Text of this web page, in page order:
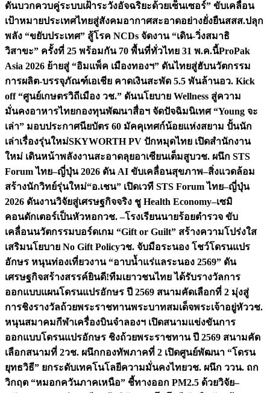
ดันบวกควบคู่ระบบเฝ้าระวังอัจฉริยะด้วยเซ็นเซอร์” ขับเคลื่อน
เป้าหมายประเทศไทยสู่สังคมอากาศสะอาดอย่างยั่งยืนสสส.ปลุก
พลัง “ขยับประเทศ” สู้โรค NCDs จัดงาน “เดิน-วิ่งสมาธิ
วิสาขะ” ครั้งที่ 25 พร้อมกัน 70 พื้นที่ทั่วไทย 31 พ.ค.นี้ProPak
Asia 2026 ย้ายสู่ “อิมแพ็ค เมืองทองฯ” ดันไทยสู่ฮับนวัตกรรม
การผลิต-บรรจุภัณฑ์เอเชีย คาดเงินสะพัด 5.5 พันล้านอว. Kick
off “ศูนย์เกษตรวิถีเมือง วช.” ดันนโยบาย Wellness สู่ความ
มั่นคงอาหารไทยกองทุนพัฒนาสื่อฯ จัดปัจฉิมนิเทศ “Young จะ
เล่า” มอบประกาศนียบัตร 60 มัคคุเทศก์น้อยแห่งสยาม ปั้นนัก
เล่าเรื่องรุ่นใหม่SKYWORTH PV ปักหมุดไทย เปิดสำนักงาน
ใหม่ เดินหน้าพลังงานสะอาดลุยอาเซียนเต็มสูบวช. ผนึก STS
Forum ไทย–ญี่ปุ่น 2026 ดัน AI ขับเคลื่อนสุขภาพ–สิ่งแวดล้อม
สร้างนักวิทย์รุ่นใหม่“อ.เชน” เปิดเวที STS Forum ไทย–ญี่ปุ่น
2026 ดันงานวิจัยสู่เศรษฐกิจจริง ชู Health Economy–เซมิ
คอนดักเตอร์เป็นหัวหอกวช. –โรงเรียนนายร้อยตำรวจ ขับ
เคลื่อนนวัตกรรมบอร์ดเกม “Gift or Guilt” สร้างความโปร่งใส
เสริมนโยบาย No Gift Policyวช. จับมือระนอง โชว์โดรนแปร
อักษร หนุนท่องเที่ยวงาน “อาบน้ำแร่แลระนอง 2569” ดัน
เศรษฐกิจสร้างสรรค์ยินดี!ทีมเยาวชนไทย ได้รับรางวัลการ
ออกแบบแผนโดรนแปรอักษร ปี 2569 สนามคัดเลือกที่ 2 มุ่งสู่
การชิงรางวัลถ้วยพระราชทานพระบาทสมเด็จพระเจ้าอยู่หัววช.
หนุนสมาคมกีฬาเครื่องบินจำลองฯ เปิดสนามแข่งขันการ
ออกแบบโดรนแปรอักษร ชิงถ้วยพระราชทาน ปี 2569 สนามคัด
เลือกสนามที่ 2วช. ผนึกกองทัพภาคที่ 2 เปิดศูนย์พัฒนา “โดรน
ยุทธวิธี” ยกระดับเทคโนโลยีความมั่นคงไทยวช. ผนึก ววน. ถก
วิกฤต “หมอกควันภาคเหนือ” ชี้ทางออก PM2.5 ด้วยวิจัย–